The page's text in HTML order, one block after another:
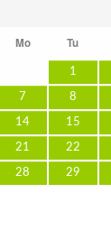
Mo Tu
1
7 8
14 15
21 22
28 29